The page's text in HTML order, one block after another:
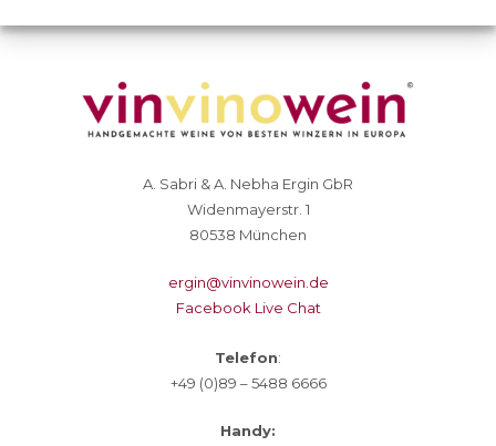
A. Sabri & A. Nebha Ergin GbR
Widenmayerstr. 1
80538 München
ergin@vinvinowein.de
Facebook Live Chat
Telefon:
+49 (0)89 – 5488 6666
Handy: